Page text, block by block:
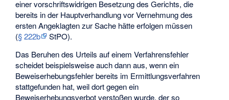
einer vorschriftswidrigen Besetzung des Gerichts, die
bereits in der Hauptverhandlung vor Vernehmung des
ersten Angeklagten zur Sache hätte erfolgen müssen
(§ 222b
StPO).
Das Beruhen des Urteils auf einem Verfahrensfehler
scheidet beispielsweise auch dann aus, wenn ein
Beweiserhebungsfehler bereits im Ermittlungsverfahren
stattgefunden hat, weil dort gegen ein
Beweiserhebungsverbotverstoßen wurde, der so